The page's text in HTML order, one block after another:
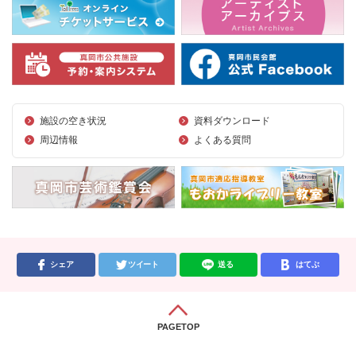
施設の空き状況
資料ダウンロード
周辺情報
よくある質問
シェア ツイート 送る はてぶ
PAGETOP